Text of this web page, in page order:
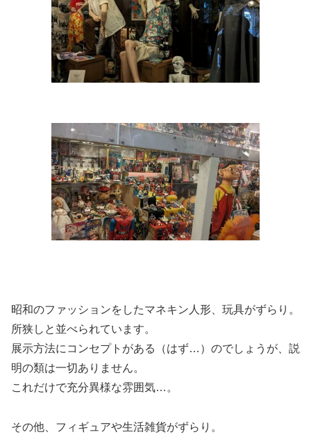
昭和のファッションをしたマネキン人形、玩具がずらり。
所狭しと並べられています。
展示方法にコンセプトがある（はず…）のでしょうが、説
明の類は一切ありません。
これだけで充分異様な雰囲気…。
その他、フィギュアや生活雑貨がずらり。